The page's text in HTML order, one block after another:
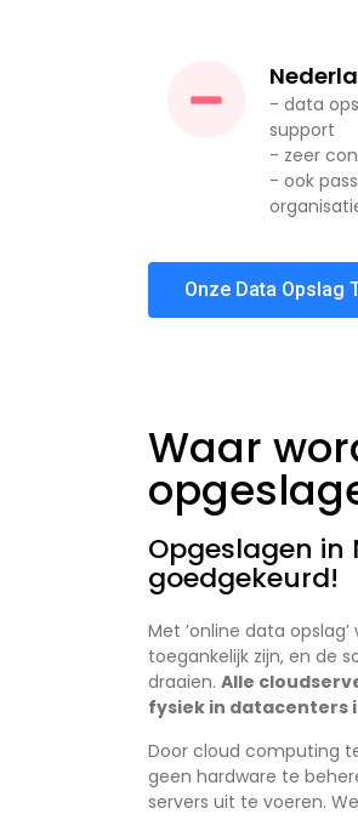
- data
support
- zeer
- ook
Onze Data Opslag
Waar
Opgeslagen in
goedgekeurd!
Met ’online data
toegankelijk zijn, en de
draaien. Alle
fysiek in datacenters
Door cloud computing
geen hardware te
servers uit te voeren.